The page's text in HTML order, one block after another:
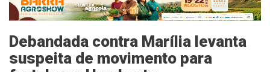
Debandada contra Marília levanta
suspeita de movimento para